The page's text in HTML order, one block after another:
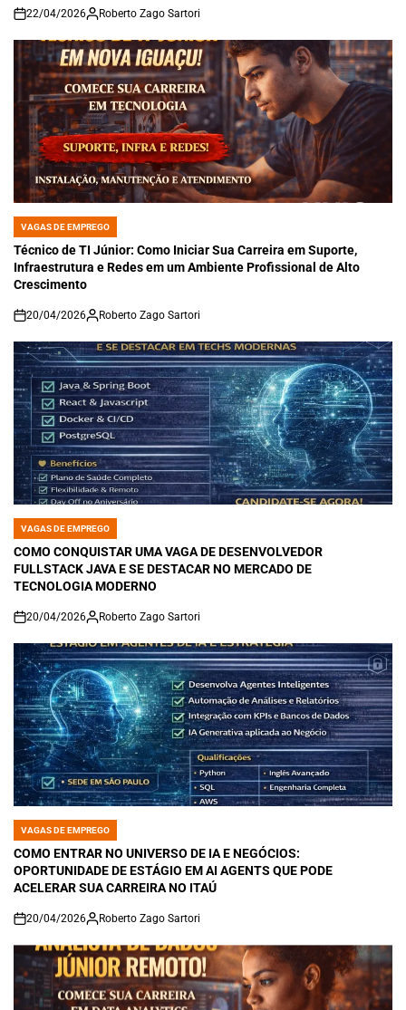
on
22/04/2026 Roberto Zago Sartori
POSTED
IN
VAGAS DE EMPREGO
Técnico de TI Júnior: Como Iniciar Sua Carreira em Suporte,
Infraestrutura e Redes em um Ambiente Profissional de Alto
Crescimento
on
20/04/2026 Roberto Zago Sartori
POSTED
IN
VAGAS DE EMPREGO
COMO CONQUISTAR UMA VAGA DE DESENVOLVEDOR
FULLSTACK JAVA E SE DESTACAR NO MERCADO DE
TECNOLOGIA MODERNO
on
20/04/2026 Roberto Zago Sartori
POSTED
IN
VAGAS DE EMPREGO
COMO ENTRAR NO UNIVERSO DE IA E NEGÓCIOS:
OPORTUNIDADE DE ESTÁGIO EM AI AGENTS QUE PODE
ACELERAR SUA CARREIRA NO ITAÚ
on
20/04/2026 Roberto Zago Sartori